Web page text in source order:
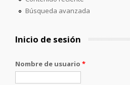
Búsqueda avanzada
Inicio de sesión
Nombre de usuario *